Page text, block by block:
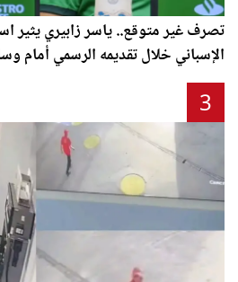
تصرف غير متوقع.. ياسر زابيري يثير
الإسباني خلال تقديمه الرسمي أمام
3